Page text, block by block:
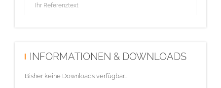
INFORMATIONEN & DOWNLOADS
Bisher keine Downloads verfügbar...